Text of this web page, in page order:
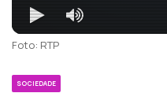
Foto: RTP
SOCIEDADE